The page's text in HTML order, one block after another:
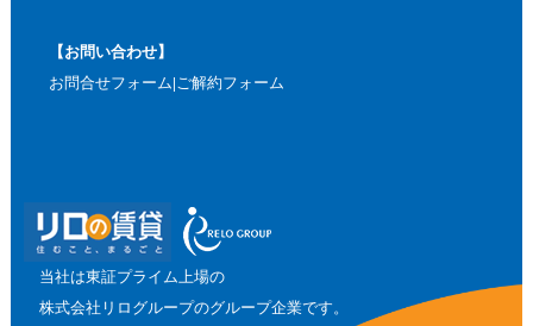
【お問い合わせ】
お問合せフォーム ご解約フォーム
当社は東証プライム上場の
株式会社リログループのグループ企業です。